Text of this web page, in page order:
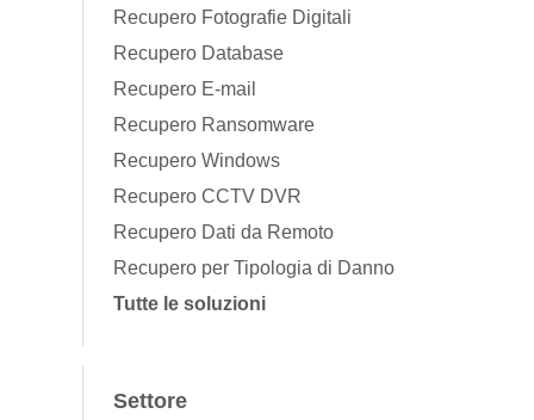
Recupero Fotografie Digitali
Recupero Database
Recupero E-mail
Recupero Ransomware
Recupero Windows
Recupero CCTV DVR
Recupero Dati da Remoto
Recupero per Tipologia di Danno
Tutte le soluzioni
Settore